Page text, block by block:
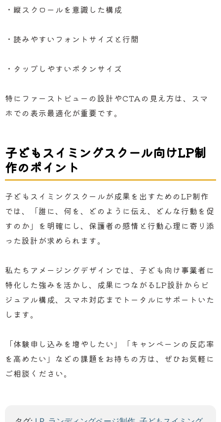
・縦スクロールを意識した構成
・読みやすいフォントサイズと行間
・タップしやすいボタンサイズ
特にファーストビューの設計やCTAの見え方は、スマ
ホでの表示最適化が重要です。
子どもスイミングスクール向けLP制
作のポイント
子どもスイミングスクールが成果を出すためのLP制作
では、「誰に、何を、どのように伝え、どんな行動を促
すのか」を明確にし、保護者の感情と行動心理に寄り添
った設計が求められます。
私たちアメージングデザインでは、子ども向け事業者に
特化した強みを活かし、成果につながるLP設計からビ
ジュアル構成、スマホ対応までトータルにサポートいた
します。
「体験申し込みを増やしたい」「キャンペーンの反応率
を高めたい」などの課題をお持ちの方は、ぜひお気軽に
ご相談ください。